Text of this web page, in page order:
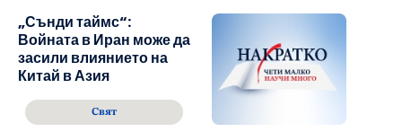
„Сънди таймс“:
Войната в Иран може да
засили влиянието на
Китай в Азия
Свят